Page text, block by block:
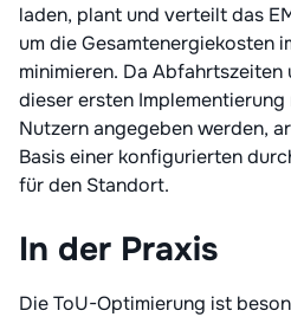
laden, plant und verteilt das
um die Gesamtenergiekosten
minimieren. Da
dieser ersten
Nutzern angegeben werden,
Basis einer konfigurierten
für den Standort.
In der Praxis
Die ToU-Optimierung ist